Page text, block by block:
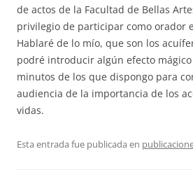
de actos de la Facultad de Bellas
privilegio de participar como orador
Hablaré de lo mío, que son los
podré introducir algún efecto mágico
minutos de los que dispongo para
audiencia de la importancia de los
vidas.
Esta entrada fue publicada en